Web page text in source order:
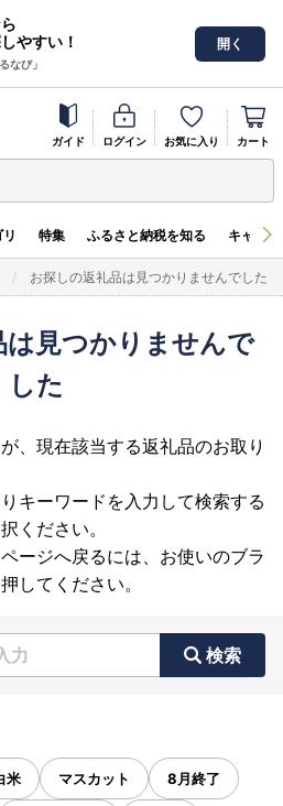
やすい！
なび」
開く
ガイド ログイン お気に入り カート
特集 ふるさと納税を知る キャン
お探しの返礼品は見つかりませんでした
は見つかりませんで
した
、現在該当する返礼品のお取り
キーワードを入力して検索する
ください。
ージへ戻るには、お使いのブラ
してください。
検索
米 マスカット 8月終了